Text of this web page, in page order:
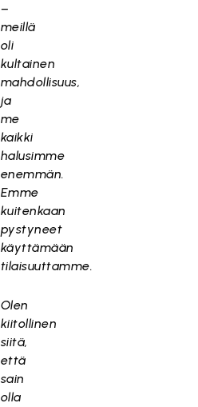
–
meillä
oli
kultainen
mahdollisuus,
ja
me
kaikki
halusimme
enemmän.
Emme
kuitenkaan
pystyneet
käyttämään
tilaisuuttamme.
Olen
kiitollinen
siitä,
että
sain
olla